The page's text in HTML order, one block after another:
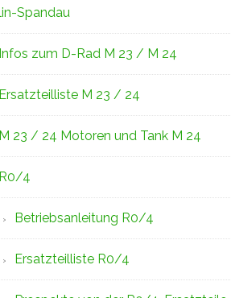
Spandau
Infos zum D-Rad M 23 / M 24
Ersatzteilliste M 23 / 24
M 23 / 24 Motoren und Tank M 24
R0/4
Betriebsanleitung R0/4
Ersatzteilliste R0/4